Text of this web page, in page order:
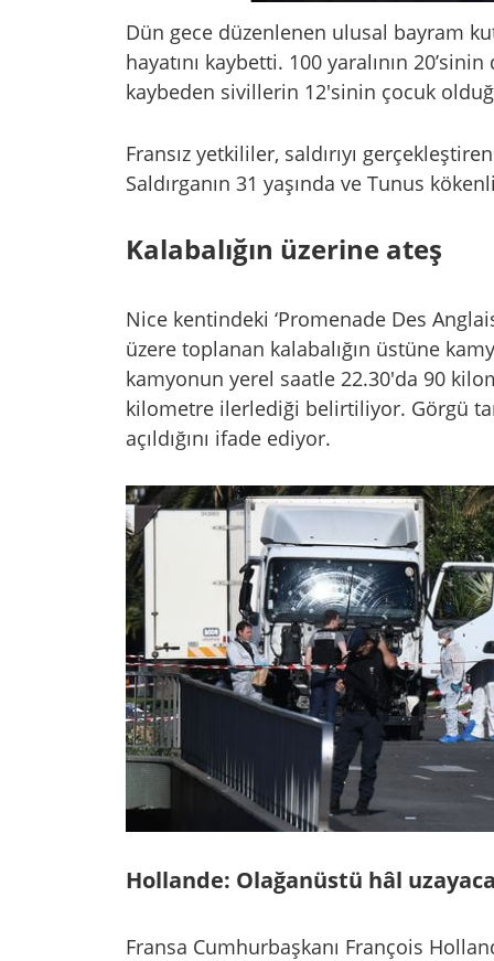
Dün gece düzenlenen ulusal bayram
hayatını kaybetti. 100 yaralının
kaybeden sivillerin 12'sinin çocuk
Fransız yetkililer, saldırıyı
Saldırganın 31 yaşında ve Tunus
Kalabalığın üzerine ateş
Nice kentindeki ‘Promenade Des
üzere toplanan kalabalığın üstüne
kamyonun yerel saatle 22.30'da 90
kilometre ilerlediği belirtiliyor. Görgü
açıldığını ifade ediyor.
Hollande: Olağanüstü hâl
Fransa Cumhurbaşkanı François